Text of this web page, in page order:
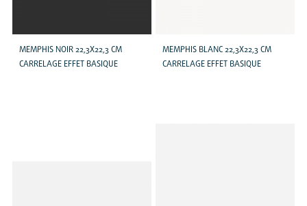
MEMPHIS NOIR 22,3X22,3 CM
CARRELAGE EFFET BASIQUE
MEMPHIS BLANC 22,3X22,3 CM
CARRELAGE EFFET BASIQUE